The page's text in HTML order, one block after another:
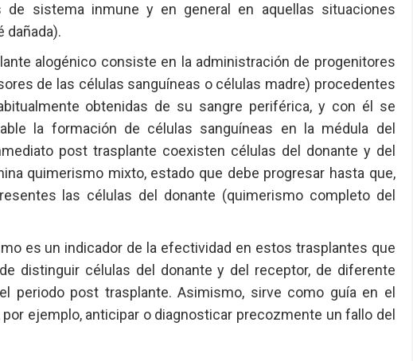
de sistema inmune y en general en aquellas situaciones
dañada).
alogénico consiste en la administración de progenitores
de las células sanguíneas o células madre) procedentes
obtenidas de su sangre periférica, y con él se
la formación de células sanguíneas en la médula del
post trasplante coexisten células del donante y del
quimerismo mixto, estado que debe progresar hasta que,
las células del donante (quimerismo completo del
es un indicador de la efectividad en estos trasplantes que
distinguir células del donante y del receptor, de diferente
periodo post trasplante. Asimismo, sirve como guía en el
ejemplo, anticipar o diagnosticar precozmente un fallo del